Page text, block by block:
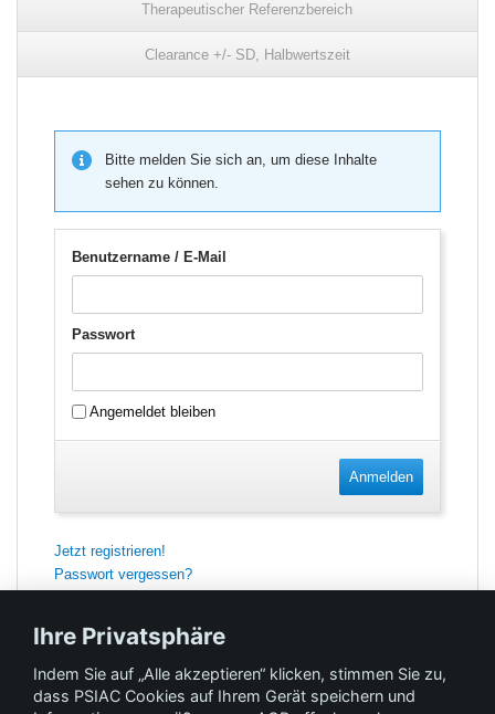
Therapeutischer Referenzbereich
Clearance +/- SD, Halbwertszeit
Bitte melden Sie sich an, um diese Inhalte
sehen zu können.
Benutzername / E-Mail
Passwort
Angemeldet bleiben
Anmelden
Jetzt registrieren!
Passwort vergessen?
Feedback
Ihre Privatsphäre
Indem Sie auf „Alle akzeptieren“ klicken, stimmen Sie zu,
dass PSIAC Cookies auf Ihrem Gerät speichern und